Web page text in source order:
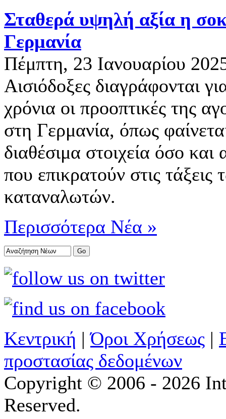
Σταθερά υψηλή αξία η
Γερμανία
Πέμπτη, 23 Ιανουαρίου
Αισιόδοξες διαγράφονται
χρόνια οι προοπτικές της
στη Γερμανία, όπως
διαθέσιμα στοιχεία όσο και
που επικρατούν στις τάξεις
καταναλωτών.
Περισσότερα Νέα »
Κεντρική |Όροι Χρήσεως |
προστασίας δεδομένων
Copyright © 2006 - 2026
Reserved.